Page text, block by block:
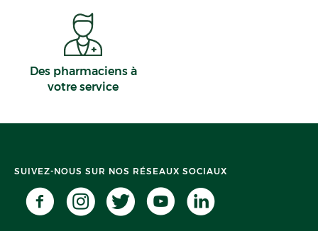
Des pharmaciens à
votre service
SUIVEZ-NOUS SUR NOS RÉSEAUX SOCIAUX